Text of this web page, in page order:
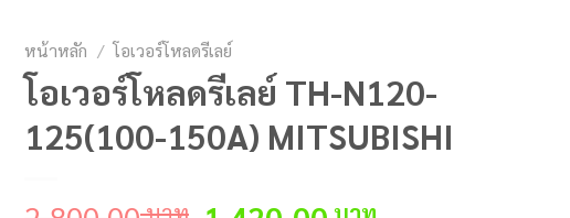
หน้าหลัก / โอเวอร์โหลดรีเลย์
โอเวอร์โหลดรีเลย์ TH-N120-
125(100-150A) MITSUBISHI
บาท บาท